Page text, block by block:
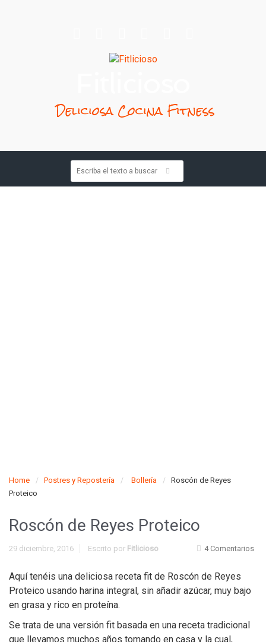
Deliciosa Cocina Fitness
Home Postres y Repostería Bollería
Roscón de Reyes
Proteico
Roscón de Reyes Proteico
29 diciembre, 2016 4 Comentarios
Escrito por Fitlicioso
Aquí tenéis una deliciosa receta fit de Roscón de Reyes
Proteico usando harina integral, sin añadir azúcar, muy bajo
en grasa y rico en proteína.
Se trata de una versión fit basada en una receta tradicional
que llevamos muchos años tomando en casa y la cual,